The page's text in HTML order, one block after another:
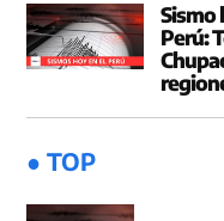
Sismo
Perú:
● TOP